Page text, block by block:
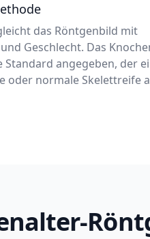
das Röntgenbild mit
Geschlecht. Das
Standard angegeben, der
oder normale Skelettreife